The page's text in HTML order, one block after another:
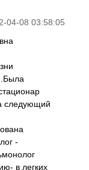
04-08 03:58:05
следующий
-
в легких